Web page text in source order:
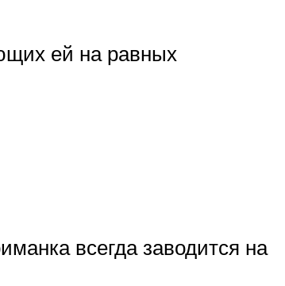
ей на равных
всегда заводится на